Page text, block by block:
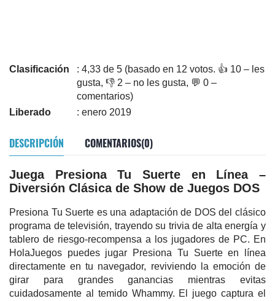
Clasificación
: 4,33 de 5 (basado en 12 votos. 👍 10 – les
gusta, 👎 2 – no les gusta, 💬 0 –
comentarios)
Liberado
: enero 2019
DESCRIPCIÓN COMENTARIOS(0)
Juega Presiona Tu Suerte en Línea –
Diversión Clásica de Show de Juegos DOS
Presiona Tu Suerte es una adaptación de DOS del clásico
programa de televisión, trayendo su trivia de alta energía y
tablero de riesgo-recompensa a los jugadores de PC. En
HolaJuegos puedes jugar Presiona Tu Suerte en línea
directamente en tu navegador, reviviendo la emoción de
girar para grandes ganancias mientras evitas
cuidadosamente al temido Whammy. El juego captura el